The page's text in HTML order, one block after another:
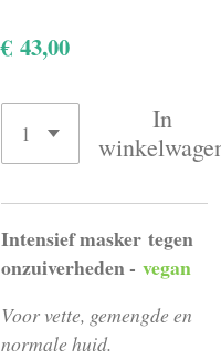
€ 43,00
In
Intensief masker tegen
onzuiverheden - vegan
Voor vette, gemengde en
normale huid.